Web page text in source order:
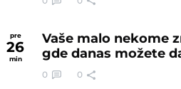
pre
26
min
Vaše malo nekome
gde danas možete
0 0